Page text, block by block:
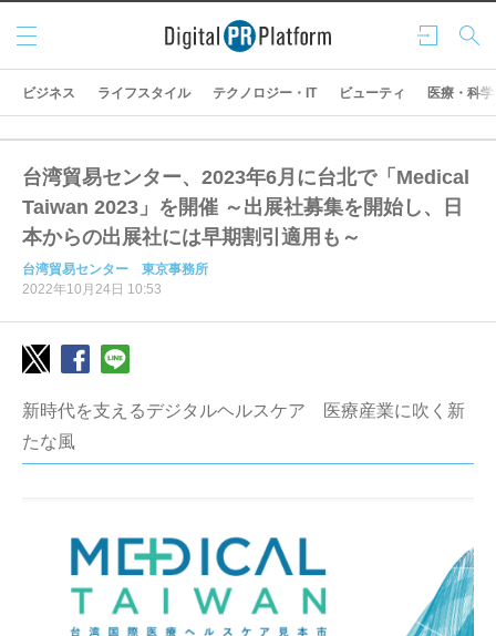
ログ
イン
検索
メニ
ュー
ビジネス ライフスタイル テクノロジー・IT ビューティ 医療・科学
台湾貿易センター、2023年6月に台北で「Medical
Taiwan 2023」を開催 ～出展社募集を開始し、日
本からの出展社には早期割引適用も～
台湾貿易センター 東京事務所
2022年10月24日 10:53
新時代を支えるデジタルヘルスケア 医療産業に吹く新
たな風